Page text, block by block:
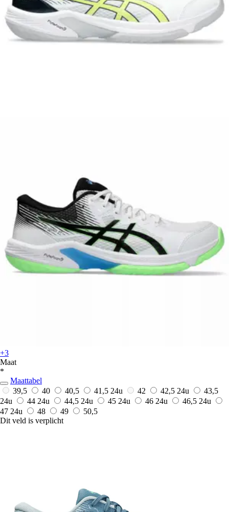
+3
Maat
*
Maattabel
39,5
40 40,5 41,5 24u 42 42,5 24u
43,5
24u
44 24u 44,5 24u 45 24u 46 24u 46,5 24u
47 24u 48 49
50,5
Dit veld is verplicht